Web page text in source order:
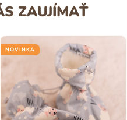
ZAUJÍMAŤ
NOVINKA